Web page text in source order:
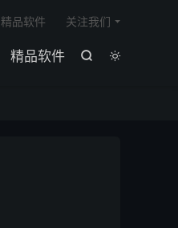


精品软件
精品软件 关注我们